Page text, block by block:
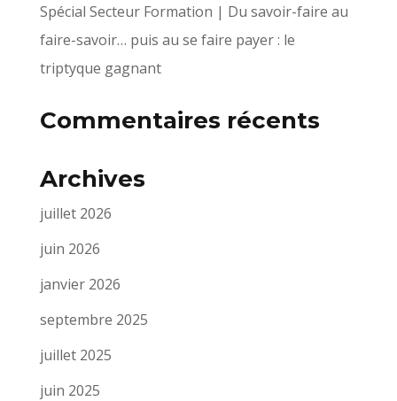
Spécial Secteur Formation | Du savoir-faire au
faire-savoir… puis au se faire payer : le
triptyque gagnant
Commentaires récents
Archives
juillet 2026
juin 2026
janvier 2026
septembre 2025
juillet 2025
juin 2025